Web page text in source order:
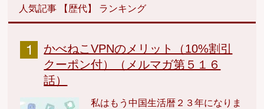
人気記事 【歴代】 ランキング
かべねこVPNのメリット（10%割引
クーポン付）（メルマガ第５１６
話）
私はもう中国生活暦２３年になりま